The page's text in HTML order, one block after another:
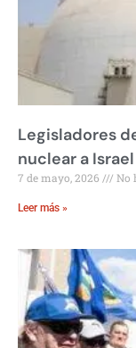
Legisladores
nuclear a Israel
7 de mayo, 2026 No
Leer más »